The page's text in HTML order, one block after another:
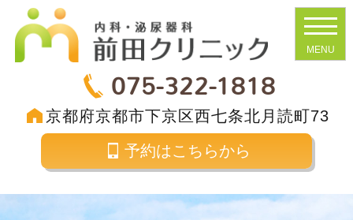
075-322-1818
京都府京都市下京区西七条北月読町73
予約はこちらから